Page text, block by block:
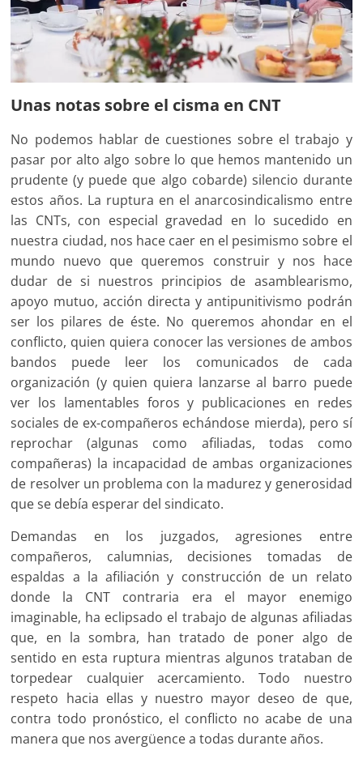
Unas notas sobre el cisma en CNT
No podemos hablar de cuestiones sobre el trabajo y
pasar por alto algo sobre lo que hemos mantenido un
prudente (y puede que algo cobarde) silencio durante
estos años. La ruptura en el anarcosindicalismo entre
las CNTs, con especial gravedad en lo sucedido en
nuestra ciudad, nos hace caer en el pesimismo sobre el
mundo nuevo que queremos construir y nos hace
dudar de si nuestros principios de asamblearismo,
apoyo mutuo, acción directa y antipunitivismo podrán
ser los pilares de éste. No queremos ahondar en el
conflicto, quien quiera conocer las versiones de ambos
bandos puede leer los comunicados de cada
organización (y quien quiera lanzarse al barro puede
ver los lamentables foros y publicaciones en redes
sociales de ex-compañeros echándose mierda), pero sí
reprochar (algunas como afiliadas, todas como
compañeras) la incapacidad de ambas organizaciones
de resolver un problema con la madurez y generosidad
que se debía esperar del sindicato.
Demandas en los juzgados, agresiones entre
compañeros, calumnias, decisiones tomadas de
espaldas a la afiliación y construcción de un relato
donde la CNT contraria era el mayor enemigo
imaginable, ha eclipsado el trabajo de algunas afiliadas
que, en la sombra, han tratado de poner algo de
sentido en esta ruptura mientras algunos trataban de
torpedear cualquier acercamiento. Todo nuestro
respeto hacia ellas y nuestro mayor deseo de que,
contra todo pronóstico, el conflicto no acabe de una
manera que nos avergüence a todas durante años.